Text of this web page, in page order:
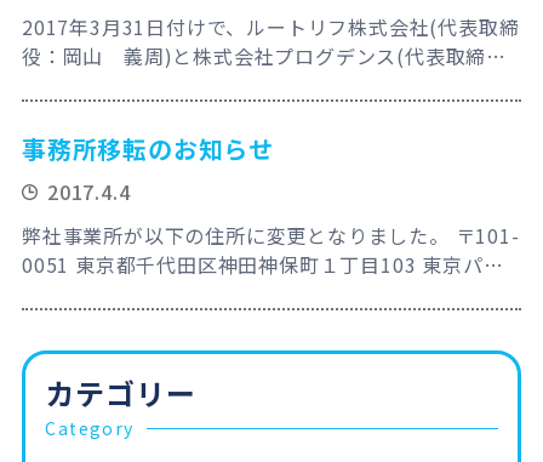
2017年3月31日付けで、ルートリフ株式会社(代表取締
役：岡山 義周)と株式会社プログデンス(代表取締
山の執行役員についても解消となりました。
事務所移転のお知らせ
2017.4.4
弊社事業所が以下の住所に変更となりました。 〒101-
0051 東京都千代田区神田神保町１丁目103 東京パー
よろしくお願い申し上げます。
カテゴリー
Category